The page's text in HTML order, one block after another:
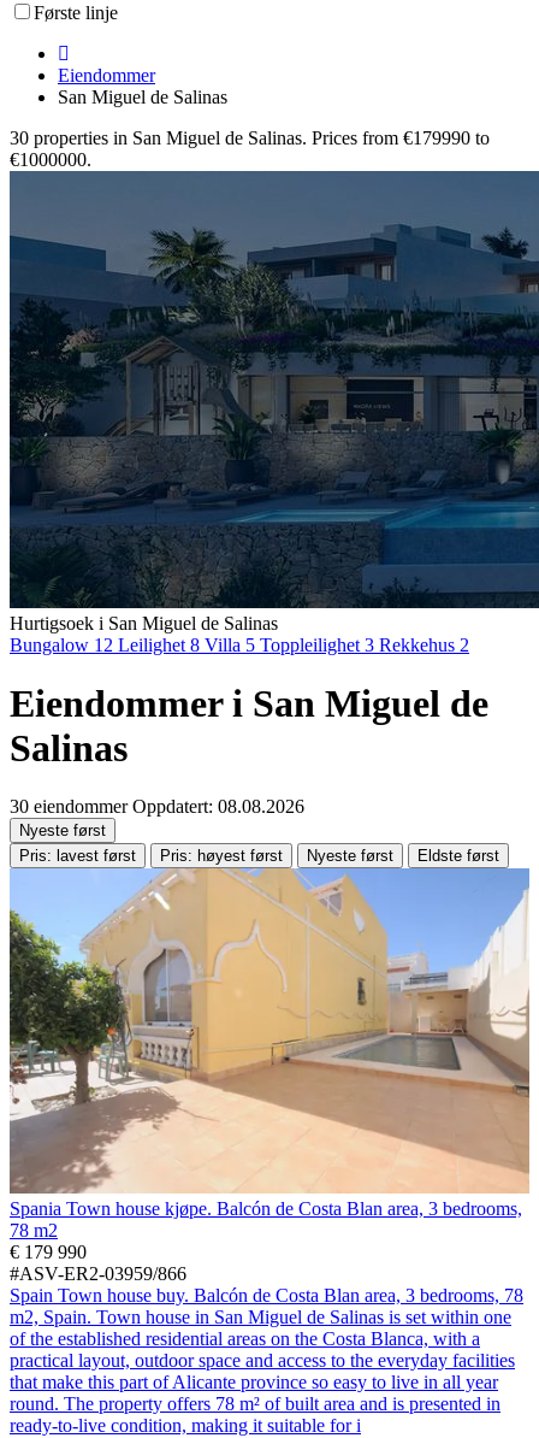
Første linje
Eiendommer
San Miguel de Salinas
30 properties in San Miguel de Salinas. Prices from €179990 to
€1000000.
Hurtigsoek i San Miguel de Salinas
Bungalow 12 Leilighet 8 Villa 5 Toppleilighet 3 Rekkehus 2
Eiendommer i San Miguel de
Salinas
30 eiendommer Oppdatert: 08.08.2026
Nyeste først
Pris: lavest først
Pris: høyest først Nyeste først Eldste først
Spania Town house kjøpe. Balcón de Costa Blan area, 3 bedrooms,
78 m2
€ 179 990
#ASV-ER2-03959/866
Spain Town house buy. Balcón de Costa Blan area, 3 bedrooms, 78
m2, Spain. Town house in San Miguel de Salinas is set within one
of the established residential areas on the Costa Blanca, with a
practical layout, outdoor space and access to the everyday facilities
that make this part of Alicante province so easy to live in all year
round. The property offers 78 m² of built area and is presented in
ready-to-live condition, making it suitable for i